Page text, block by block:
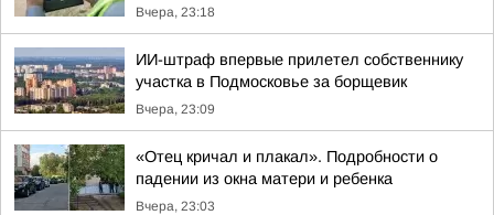
Вчера, 23:18
ИИ-штраф впервые прилетел собственнику
участка в Подмосковье за борщевик
Вчера, 23:09
«Отец кричал и плакал». Подробности о
падении из окна матери и ребенка
Вчера, 23:03